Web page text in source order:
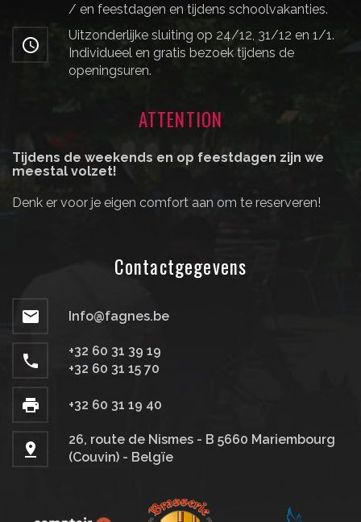
/ en feestdagen en tijdens schoolvakanties.
Uitzonderlijke sluiting op 24/12, 31/12 en 1/1.
Individueel en gratis bezoek tijdens de
openingsuren.
ATTENTION
Tijdens de weekends en op feestdagen zijn we
meestal volzet!
Denk er voor je eigen comfort aan om te reserveren!
Contactgegevens
Info@fagnes.be
+32 60 31 39 19
+32 60 31 15 70
+32 60 31 19 40
26, route de Nismes - B 5660 Mariembourg
(Couvin) - Belgïe